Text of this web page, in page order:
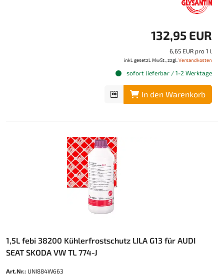
132,95 EUR
6,65 EUR pro 1 l
inkl. gesetzl. MwSt., zzgl. Versandkosten
sofort lieferbar / 1-2 Werktage
In den Warenkorb
1,5L febi 38200 Kühlerfrostschutz LILA G13 für AUDI
SEAT SKODA VW TL 774-J
Art.Nr.: UNI884W663